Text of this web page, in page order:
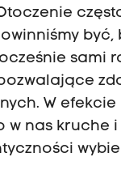
być,
sami
W efekcie
w nas kruche i